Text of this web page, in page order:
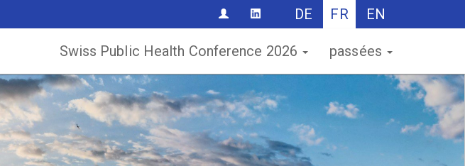
CONTACT DE FR EN
Swiss Public Health Conference 2026 passées